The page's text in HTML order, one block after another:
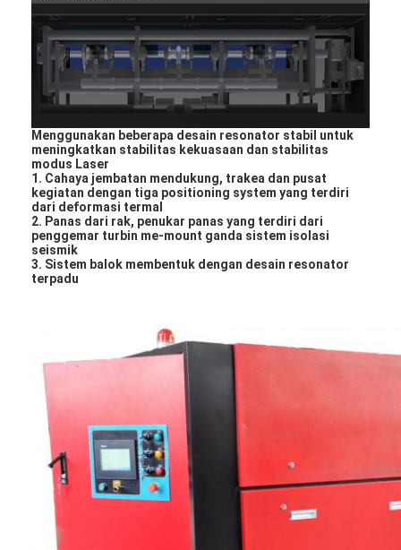
Mesin Auto Bender
mesin laminating industri
Buku membuat mesin
Mesin Kemasan otomatis
Otomatis Mesin Percetakan
Posting Tekan Peralatan
Pra Tekan Peralatan
Mesin laser menandai
Paper Bag Forming Machine
Mesin pengemasan otomatis
Menggunakan beberapa desain resonator stabil untuk
meningkatkan stabilitas kekuasaan dan stabilitas
modus Laser
1. Cahaya jembatan mendukung, trakea dan pusat
kegiatan dengan tiga positioning system yang terdiri
dari deformasi termal
2. Panas dari rak, penukar panas yang terdiri dari
penggemar turbin me-mount ganda sistem isolasi
seismik
3. Sistem balok membentuk dengan desain resonator
terpadu